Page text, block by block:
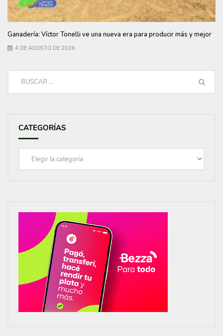
Ganadería: Víctor Tonelli ve una nueva era para producir más y mejor
4 DE AGOSTO DE 2026
CATEGORÍAS
Categorías